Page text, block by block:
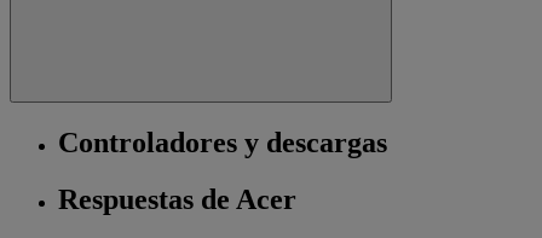
Controladores y descargas
Respuestas de Acer